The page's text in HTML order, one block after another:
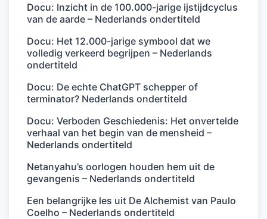
Docu: Inzicht in de 100.000-jarige ijstijdcyclus
van de aarde – Nederlands ondertiteld
Docu: Het 12.000-jarige symbool dat we
volledig verkeerd begrijpen – Nederlands
ondertiteld
Docu: De echte ChatGPT schepper of
terminator? Nederlands ondertiteld
Docu: Verboden Geschiedenis: Het onvertelde
verhaal van het begin van de mensheid –
Nederlands ondertiteld
Netanyahu’s oorlogen houden hem uit de
gevangenis – Nederlands ondertiteld
Een belangrijke les uit De Alchemist van Paulo
Coelho – Nederlands ondertiteld